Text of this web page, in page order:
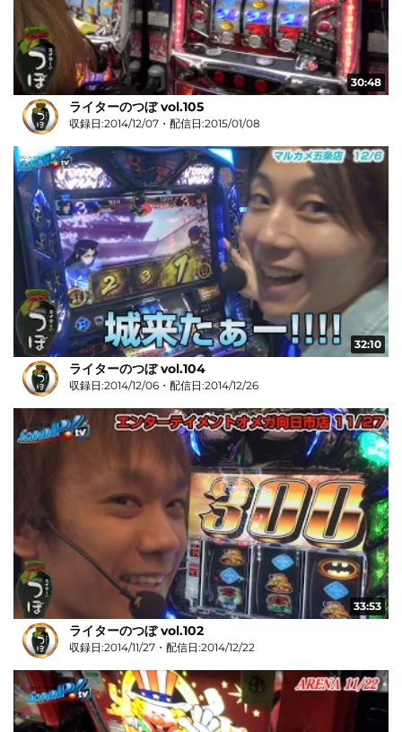
30:48
ライターのつぼ vol.105
収録日:2014/12/07・配信日:2015/01/08
32:10
ライターのつぼ vol.104
収録日:2014/12/06・配信日:2014/12/26
33:53
ライターのつぼ vol.102
収録日:2014/11/27・配信日:2014/12/22